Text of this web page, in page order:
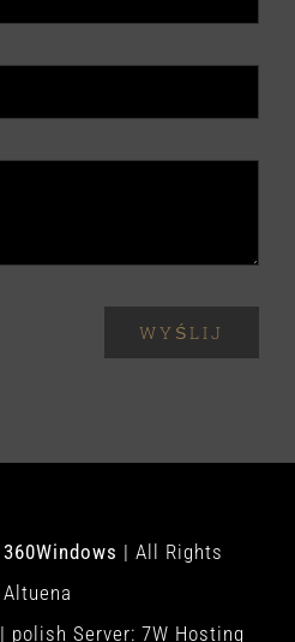
WYŚLIJ
360Windows | All Rights
Altuena
| polish Server: 7W Hosting